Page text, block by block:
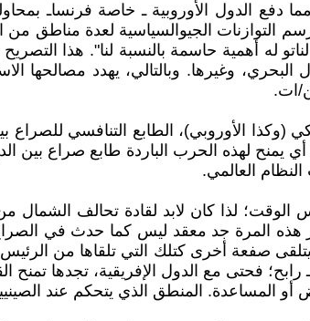
الدول الأوروبية ـ خاصة فرنساـ
الجيوالسياسية لعدة مناطق من
له أهمية حاسمة بالنسبة لنا". هذا
وغيرها. وبالتالي، يهدد مصالحها
ات.
(وكذا الأوروبي)، الطابع التنافسي
يمنح لهذه الحرب الباردة طابع صراع
العالمي.
لذا كان لابد لقادة تحالف الشمال
المرة جد معقد ليس كما حدث في الصراع
يتلقى صفعة أخرى كتلك التي تلقاها من
فحتى مع الدول الإفريقية، تجدها
أو المساعدة. المنطق الذي يتحكم عند